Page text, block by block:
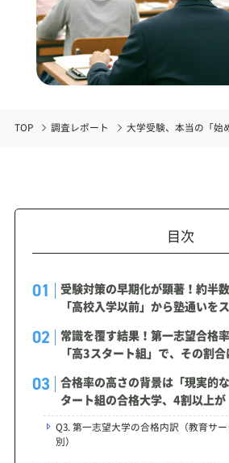
TOP 調査レポート 大学受験、本当の「始
目次
受験対策の早期化が顕著！約半
「高校入学以前」から塾通いを
常識を覆す結果！第一志望合格
「高3スタート組」で、その割
合格率の高さの背景は「現実的
タート組の合格大学、4割以上が
Q3. 第一志望大学の合格内訳（教育サ
別）